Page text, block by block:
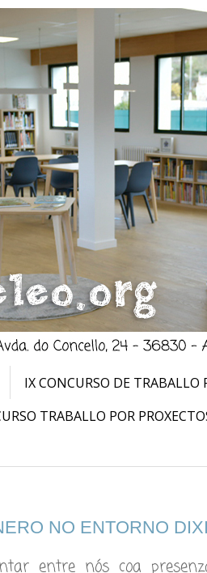
IX CONCURSO DE TRABALLO
TRABALLO POR
NO ENTORNO
entre nós coa